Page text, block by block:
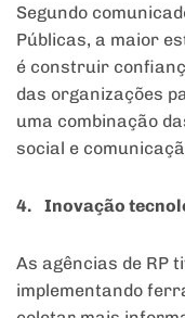
Segundo
Públicas, a maior
é construir
das organizações
uma combinação
social e
4. Inovação
As agências de RP
implementando